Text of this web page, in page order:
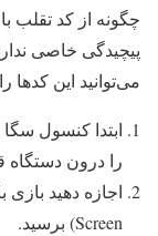
پیچیدگی خاصی
می‌توانید این کدها
را درون دستگاه
Screen) برسید.